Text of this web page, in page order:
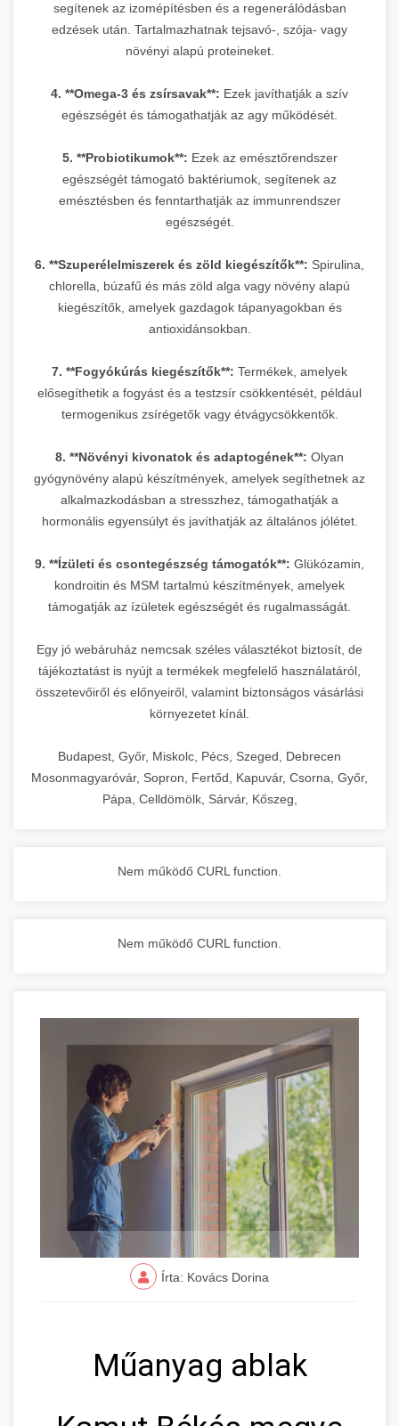
segítenek az izomépítésben és a regenerálódásban
edzések után. Tartalmazhatnak tejsavó-, szója- vagy
növényi alapú proteineket.
4. **Omega-3 és zsírsavak**: Ezek javíthatják a szív
egészségét és támogathatják az agy működését.
5. **Probiotikumok**: Ezek az emésztőrendszer
egészségét támogató baktériumok, segítenek az
emésztésben és fenntarthatják az immunrendszer
egészségét.
6. **Szuperélelmiszerek és zöld kiegészítők**: Spirulina,
chlorella, búzafű és más zöld alga vagy növény alapú
kiegészítők, amelyek gazdagok tápanyagokban és
antioxidánsokban.
7. **Fogyókúrás kiegészítők**: Termékek, amelyek
elősegíthetik a fogyást és a testzsír csökkentését, például
termogenikus zsírégetők vagy étvágycsökkentők.
8. **Növényi kivonatok és adaptogének**: Olyan
gyógynövény alapú készítmények, amelyek segíthetnek az
alkalmazkodásban a stresszhez, támogathatják a
hormonális egyensúlyt és javíthatják az általános jólétet.
9. **Ízületi és csontegészség támogatók**: Glükózamin,
kondroitin és MSM tartalmú készítmények, amelyek
támogatják az ízületek egészségét és rugalmasságát.
Egy jó webáruház nemcsak széles választékot biztosít, de
tájékoztatást is nyújt a termékek megfelelő használatáról,
összetevőiről és előnyeiről, valamint biztonságos vásárlási
környezetet kínál.
Budapest, Győr, Miskolc, Pécs, Szeged, Debrecen
Mosonmagyaróvár, Sopron, Fertőd, Kapuvár, Csorna, Győr,
Pápa, Celldömölk, Sárvár, Kőszeg,
Nem működő CURL function.
Nem működő CURL function.
Írta: Kovács Dorina
Műanyag ablak